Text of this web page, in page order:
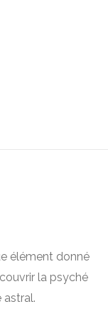
élément donné
la psyché
astral.